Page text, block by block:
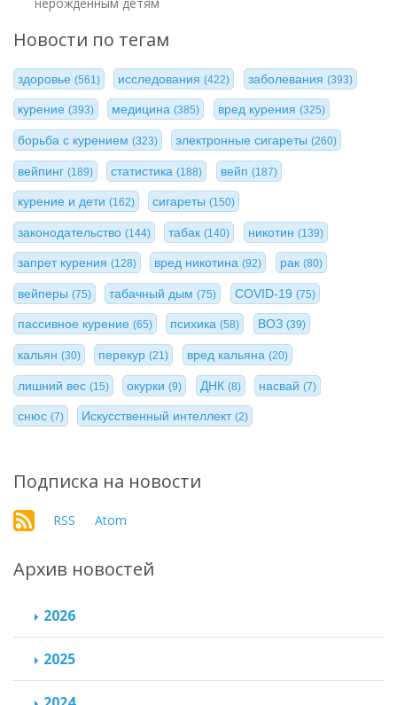
Новости по тегам
здоровье (561) исследования(422) заболевания (393)
курение (393) медицина(385) вред курения (325)
борьба с курением (323) электронные сигареты(260)
вейпинг (189) статистика(188) вейп (187)
курение и дети (162) сигареты(150)
законодательство (144) табак(140) никотин (139)
запрет курения (128) вред никотина(92) рак (80)
вейперы (75) табачный дым(75) COVID-19 (75)
пассивное курение (65) психика(58) ВОЗ (39)
кальян (30) перекур(21) вред кальяна (20)
лишний вес (15) окурки(9) ДНК (8) насвай(7)
снюс (7) Искусственный интеллект(2)
Подписка на новости
RSS Atom
Архив новостей
2026
2025